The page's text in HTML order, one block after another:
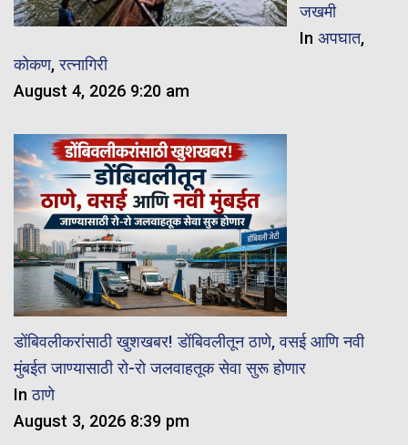
जखमी
In अपघात,
कोकण,रत्नागिरी
August 4, 2026 9:20 am
डोंबिवलीकरांसाठी खुशखबर! डोंबिवलीतून ठाणे, वसई आणि नवी
मुंबईत जाण्यासाठी रो-रो जलवाहतूक सेवा सुरू होणार
Inठाणे
August 3, 2026 8:39 pm